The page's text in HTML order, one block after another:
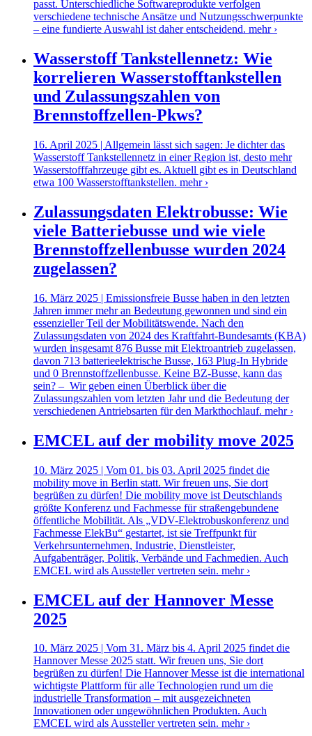
passt. Unterschiedliche Softwareprodukte verfolgen
verschiedene technische Ansätze und Nutzungsschwerpunkte
– eine fundierte Auswahl ist daher entscheidend. mehr ›
Wasserstoff Tankstellennetz: Wie
korrelieren Wasserstofftankstellen
und Zulassungszahlen von
Brennstoffzellen-Pkws?
16. April 2025 | Allgemein lässt sich sagen: Je dichter das
Wasserstoff Tankstellennetz in einer Region ist, desto mehr
Wasserstofffahrzeuge gibt es. Aktuell gibt es in Deutschland
etwa 100 Wasserstofftankstellen. mehr ›
Zulassungsdaten Elektrobusse: Wie
viele Batteriebusse und wie viele
Brennstoffzellenbusse wurden 2024
zugelassen?
16. März 2025 | Emissionsfreie Busse haben in den letzten
Jahren immer mehr an Bedeutung gewonnen und sind ein
essenzieller Teil der Mobilitätswende. Nach den
Zulassungsdaten von 2024 des Kraftfahrt-Bundesamts (KBA)
wurden insgesamt 876 Busse mit Elektroantrieb zugelassen,
davon 713 batterieelektrische Busse, 163 Plug-In Hybride
und 0 Brennstoffzellenbusse. Keine BZ-Busse, kann das
sein? – Wir geben einen Überblick über die
Zulassungszahlen vom letzten Jahr und die Bedeutung der
verschiedenen Antriebsarten für den Markthochlauf. mehr ›
EMCEL auf der mobility move 2025
10. März 2025 | Vom 01. bis 03. April 2025 findet die
mobility move in Berlin statt. Wir freuen uns, Sie dort
begrüßen zu dürfen! Die mobility move ist Deutschlands
größte Konferenz und Fachmesse für straßengebundene
öffentliche Mobilität. Als „VDV-Elektrobuskonferenz und
Fachmesse ElekBu“ gestartet, ist sie Treffpunkt für
Verkehrsunternehmen, Industrie, Dienstleister,
Aufgabenträger, Politik, Verbände und Fachmedien. Auch
EMCEL wird als Aussteller vertreten sein. mehr ›
EMCEL auf der Hannover Messe
2025
10. März 2025 | Vom 31. März bis 4. April 2025 findet die
Hannover Messe 2025 statt. Wir freuen uns, Sie dort
begrüßen zu dürfen! Die Hannover Messe ist die international
wichtigste Plattform für alle Technologien rund um die
industrielle Transformation – mit ausgezeichneten
Innovationen oder ungewöhnlichen Produkten. Auch
EMCEL wird als Aussteller vertreten sein. mehr ›